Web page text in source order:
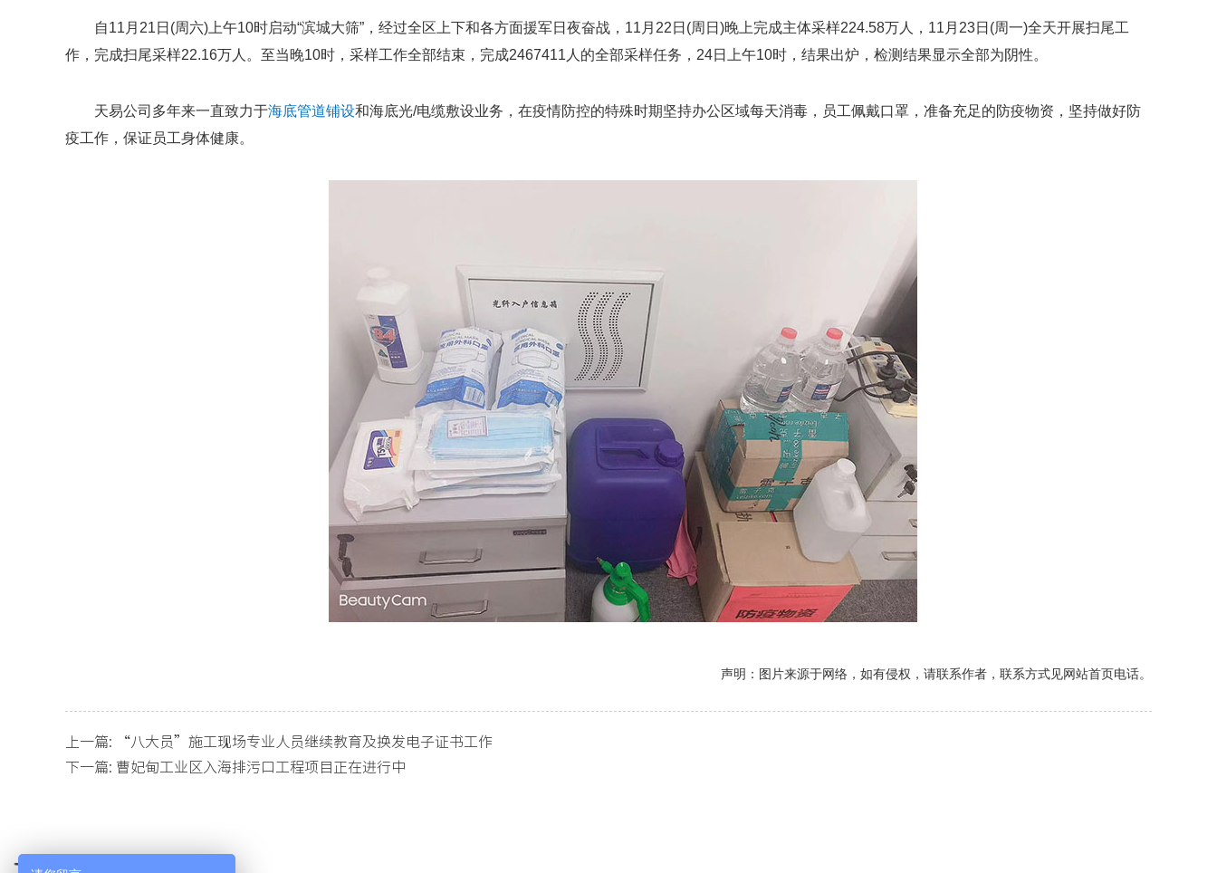
自11月21日(周六)上午10时启动“滨城大筛”，经过全区上下和各方面援军日夜奋战，11月22日(周日)晚上完成主体采样224.58万人，11月23日(周一)全天开展扫尾工
作，完成扫尾采样22.16万人。至当晚10时，采样工作全部结束，完成2467411人的全部采样任务，24日上午10时，结果出炉，检测结果显示全部为阴性。
天易公司多年来一直致力于海底管道铺设和海底光/电缆敷设业务，在疫情防控的特殊时期坚持办公区域每天消毒，员工佩戴口罩，准备充足的防疫物资，坚持做好防
疫工作，保证员工身体健康。
声明：图片来源于网络，如有侵权，请联系作者，联系方式见网站首页电话。
上一篇:
“八大员”施工现场专业人员继续教育及换发电子证书工作
下一篇: 曹妃甸工业区入海排污口工程项目正在进行中